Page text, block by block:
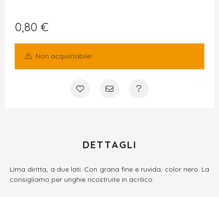
0,80 €
Non acquistabile!
DETTAGLI
Lima diritta, a due lati. Con grana fine e ruvida, color nero. La
consigliamo per unghie ricostruite in acrilico.